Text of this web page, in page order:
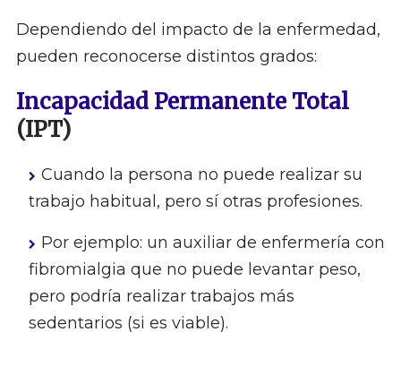
Dependiendo del impacto de la enfermedad,
pueden reconocerse distintos grados:
Incapacidad Permanente Total
(IPT)
Cuando la persona no puede realizar su
trabajo habitual, pero sí otras profesiones.
Por ejemplo: un auxiliar de enfermería con
fibromialgia que no puede levantar peso,
pero podría realizar trabajos más
sedentarios (si es viable).